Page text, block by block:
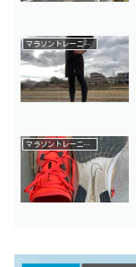
マラソントレーニング
マラソントレーニング